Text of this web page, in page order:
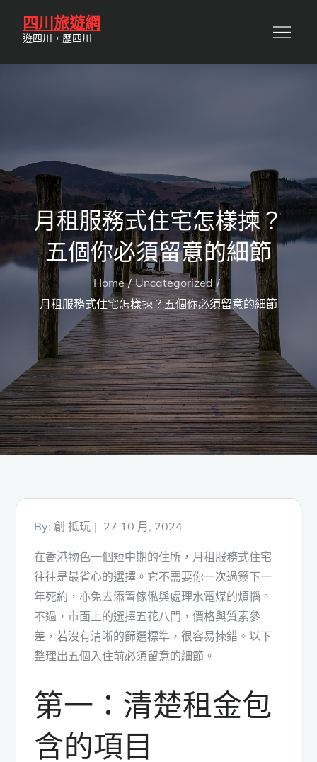
四川旅遊網
遊四川，歷四川
月租服務式住宅怎樣揀？
五個你必須留意的細節
Home
Uncategorized
月租服務式住宅怎樣揀？五個你必須留意的細節
By:創 抵玩
Posted
27 10 月, 2024
在香港物色一個短中期的住所，月租服務式住宅
往往是最省心的選擇。它不需要你一次過簽下一
年死約，亦免去添置傢俬與處理水電煤的煩惱。
不過，市面上的選擇五花八門，價格與質素參
差，若沒有清晰的篩選標準，很容易揀錯。以下
整理出五個入住前必須留意的細節。
第一：清楚租金包
含的項目